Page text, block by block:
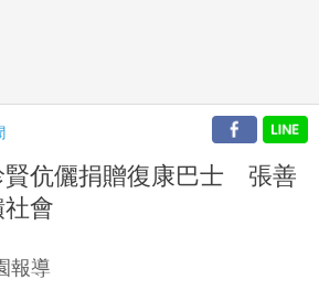
賢伉儷捐贈復康巴士 張善
會
報導